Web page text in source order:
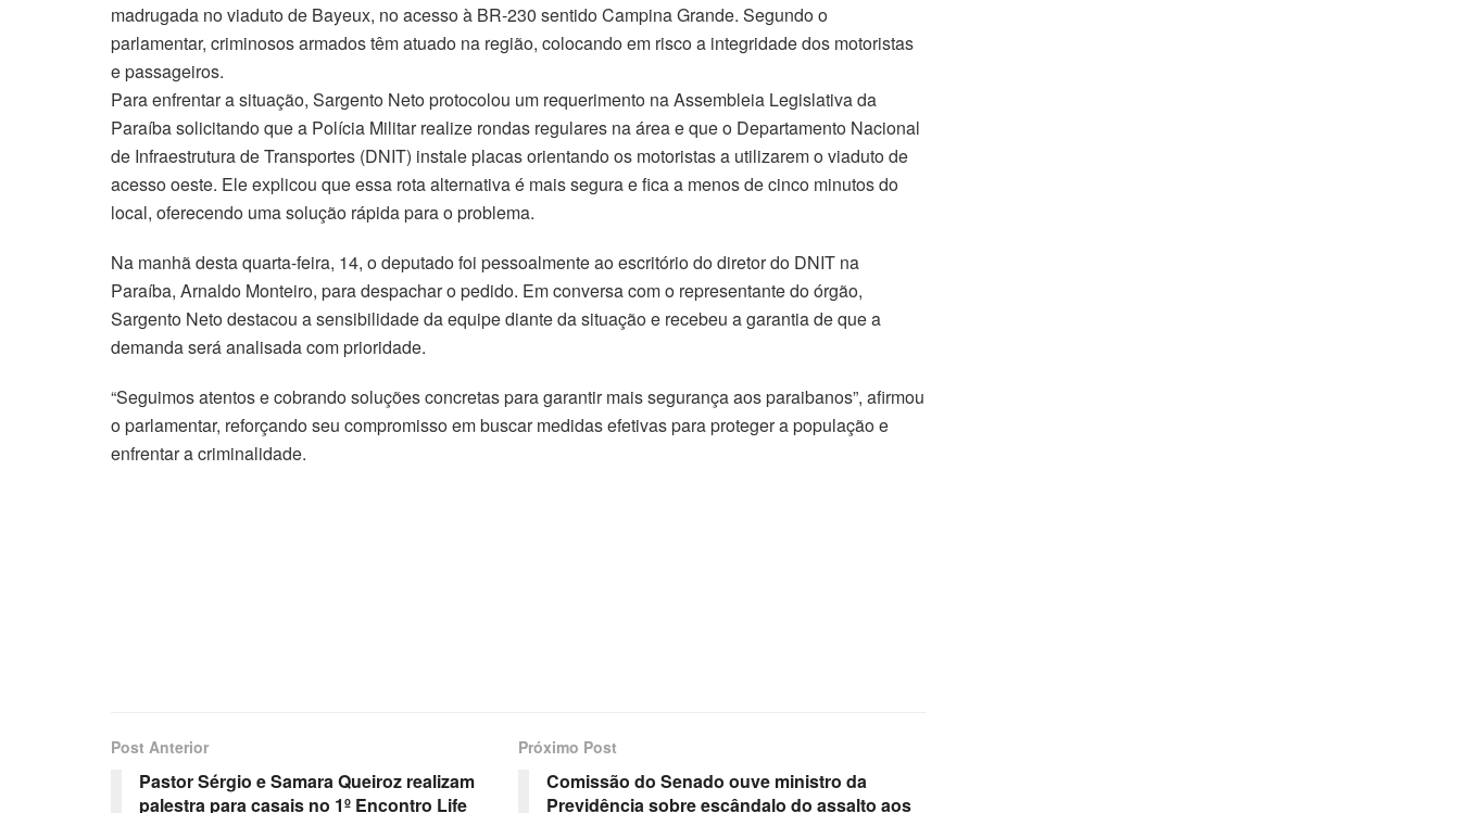
madrugada no viaduto de Bayeux, no acesso à BR-230 sentido Campina Grande. Segundo o
parlamentar, criminosos armados têm atuado na região, colocando em risco a integridade dos motoristas
e passageiros.
Para enfrentar a situação, Sargento Neto protocolou um requerimento na Assembleia Legislativa da
Paraíba solicitando que a Polícia Militar realize rondas regulares na área e que o Departamento Nacional
de Infraestrutura de Transportes (DNIT) instale placas orientando os motoristas a utilizarem o viaduto de
acesso oeste. Ele explicou que essa rota alternativa é mais segura e fica a menos de cinco minutos do
local, oferecendo uma solução rápida para o problema.
Na manhã desta quarta-feira, 14, o deputado foi pessoalmente ao escritório do diretor do DNIT na
Paraíba, Arnaldo Monteiro, para despachar o pedido. Em conversa com o representante do órgão,
Sargento Neto destacou a sensibilidade da equipe diante da situação e recebeu a garantia de que a
demanda será analisada com prioridade.
“Seguimos atentos e cobrando soluções concretas para garantir mais segurança aos paraibanos”, afirmou
o parlamentar, reforçando seu compromisso em buscar medidas efetivas para proteger a população e
enfrentar a criminalidade.
Post Anterior
Pastor Sérgio e Samara Queiroz realizam
palestra para casais no 1º Encontro Life
Próximo Post
Comissão do Senado ouve ministro da
Previdência sobre escândalo do assalto aos